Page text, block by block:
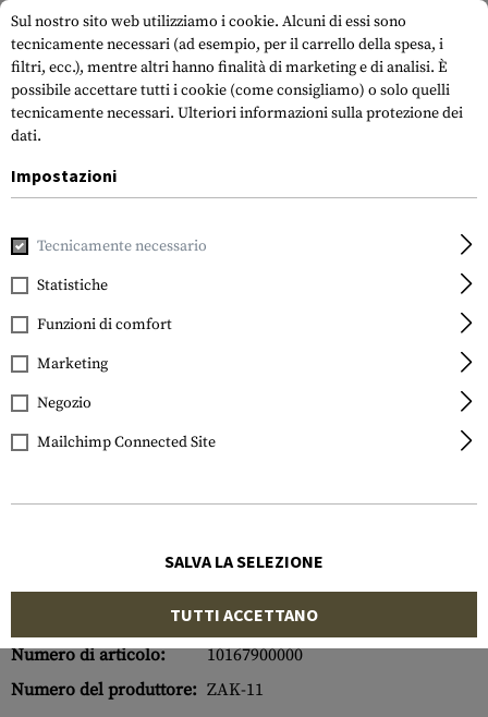
ZAK Tools
Handcuff Pocket Key
Carbon Fiber /w Ring
Numero di articolo:
10167900000
Numero del produttore: ZAK-11
Sul nostro sito web utilizziamo i cookie. Alcuni di essi sono
tecnicamente necessari (ad esempio, per il carrello della spesa, i
filtri, ecc.), mentre altri hanno finalità di marketing e di analisi. È
possibile accettare tutti i cookie (come consigliamo) o solo quelli
tecnicamente necessari. Ulteriori informazioni sulla protezione dei
dati.
Impostazioni
Tecnicamente necessario
Statistiche
Funzioni di comfort
Marketing
Negozio
Mailchimp Connected Site
SALVA LA SELEZIONE
TUTTI ACCETTANO